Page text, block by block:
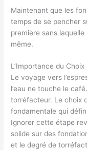
Maintenant que les
temps de se pencher
première sans
même.
L’Importance du
Le voyage vers
l’eau ne touche le
torréfacteur. Le choix
fondamentale qui
Ignorer cette étape
solide sur des
et le degré de